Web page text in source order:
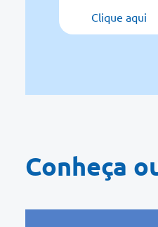
Clique aqui
Conheça